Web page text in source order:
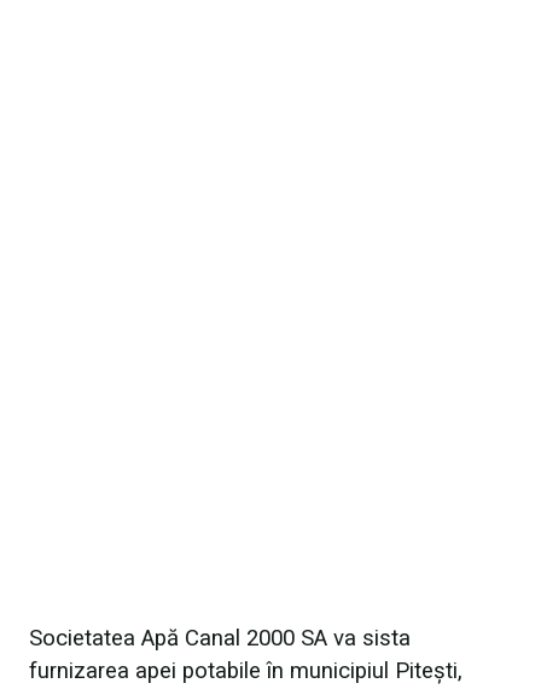
Societatea Apă Canal 2000 SA va sista
furnizarea apei potabile în municipiul Pitești,